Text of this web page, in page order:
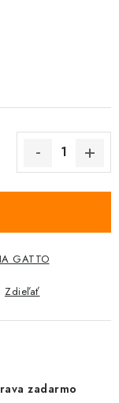
GATTO
Zdieľať
zadarmo